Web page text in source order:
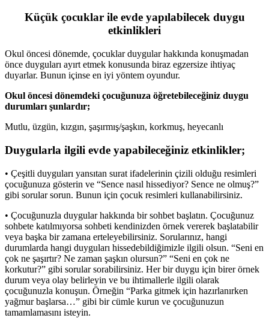
Küçük çocuklar ile evde yapılabilecek duygu
etkinlikleri
Okul öncesi dönemde, çocuklar duygular hakkında konuşmadan
önce duyguları ayırt etmek konusunda biraz egzersize ihtiyaç
duyarlar. Bunun içinse en iyi yöntem oyundur.
Okul öncesi dönemdeki çocuğunuza öğretebileceğiniz duygu
durumları şunlardır;
Mutlu, üzgün, kızgın, şaşırmış/şaşkın, korkmuş, heyecanlı
Duygularla ilgili evde yapabileceğiniz etkinlikler;
• Çeşitli duyguları yansıtan surat ifadelerinin çizili olduğu resimleri
çocuğunuza gösterin ve “Sence nasıl hissediyor? Sence ne olmuş?”
gibi sorular sorun. Bunun için çocuk resimleri kullanabilirsiniz.
• Çocuğunuzla duygular hakkında bir sohbet başlatın. Çocuğunuz
sohbete katılmıyorsa sohbeti kendinizden örnek vererek başlatabilir
veya başka bir zamana erteleyebilirsiniz. Sorularınız, hangi
durumlarda hangi duyguları hissedebildiğimizle ilgili olsun. “Seni en
çok ne şaşırtır? Ne zaman şaşkın olursun?” “Seni en çok ne
korkutur?” gibi sorular sorabilirsiniz. Her bir duygu için birer örnek
durum veya olay belirleyin ve bu ihtimallerle ilgili olarak
çocuğunuzla konuşun. Örneğin “Parka gitmek için hazırlanırken
yağmur başlarsa…” gibi bir cümle kurun ve çocuğunuzun
tamamlamasını isteyin.